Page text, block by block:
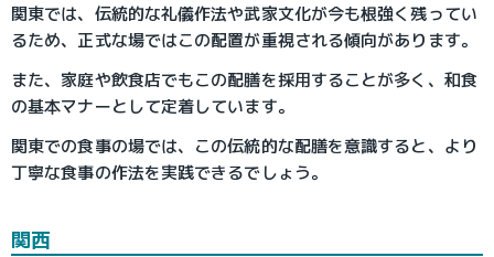
関東では、伝統的な礼儀作法や武家文化が今も根強く残ってい
るため、正式な場ではこの配置が重視される傾向があります。
また、家庭や飲食店でもこの配膳を採用することが多く、和食
の基本マナーとして定着しています。
関東での食事の場では、この伝統的な配膳を意識すると、より
丁寧な食事の作法を実践できるでしょう。
関西